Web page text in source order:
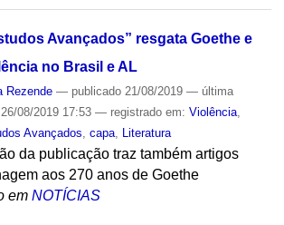
Avançados” resgata Goethe e
no Brasil e AL
Rezende — publicado21/08/2019 — última
08/2019 17:53 — registrado em: Violência,
Avançados capa, Literatura
da publicação traz também artigos
aos 270 anos de Goethe
em NOTÍCIAS